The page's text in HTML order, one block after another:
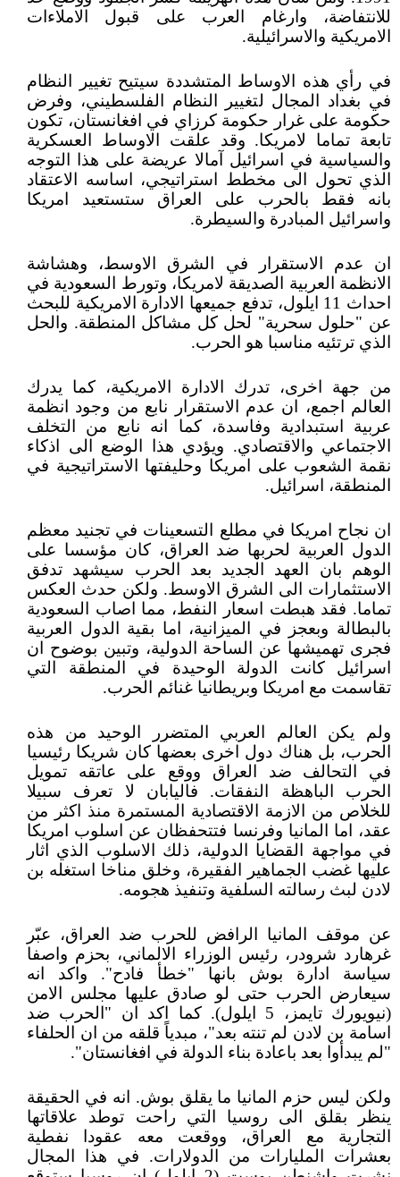
للانتفاضة، وارغام العرب على قبول الاملاءات
الامريكية والاسرائيلية.
في رأي هذه الاوساط المتشددة سيتيح تغيير النظام
في بغداد المجال لتغيير النظام الفلسطيني، وفرض
حكومة على غرار حكومة كرزاي في افغانستان، تكون
تابعة تماما لامريكا. وقد علقت الاوساط العسكرية
والسياسية في اسرائيل آمالا عريضة على هذا التوجه
الذي تحول الى مخطط استراتيجي، اساسه الاعتقاد
بانه فقط بالحرب على العراق ستستعيد امريكا
واسرائيل المبادرة والسيطرة.
ان عدم الاستقرار في الشرق الاوسط، وهشاشة
الانظمة العربية الصديقة لامريكا، وتورط السعودية في
احداث 11 ايلول، تدفع جميعها الادارة الامريكية للبحث
عن "حلول سحرية" لحل كل مشاكل المنطقة. والحل
الذي ترتئيه مناسبا هو الحرب.
من جهة اخرى، تدرك الادارة الامريكية، كما يدرك
العالم اجمع، ان عدم الاستقرار نابع من وجود انظمة
عربية استبدادية وفاسدة، كما انه نابع من التخلف
الاجتماعي والاقتصادي. ويؤدي هذا الوضع الى اذكاء
نقمة الشعوب على امريكا وحليفتها الاستراتيجية في
المنطقة، اسرائيل.
ان نجاح امريكا في مطلع التسعينات في تجنيد معظم
الدول العربية لحربها ضد العراق، كان مؤسسا على
الوهم بان العهد الجديد بعد الحرب سيشهد تدفق
الاستثمارات الى الشرق الاوسط. ولكن حدث العكس
تماما. فقد هبطت اسعار النفط، مما اصاب السعودية
بالبطالة وبعجز في الميزانية، اما بقية الدول العربية
فجرى تهميشها عن الساحة الدولية، وتبين بوضوح ان
اسرائيل كانت الدولة الوحيدة في المنطقة التي
تقاسمت مع امريكا وبريطانيا غنائم الحرب.
ولم يكن العالم العربي المتضرر الوحيد من هذه
الحرب، بل هناك دول اخرى بعضها كان شريكا رئيسيا
في التحالف ضد العراق ووقع على عاتقه تمويل
الحرب الباهظة النفقات. فاليابان لا تعرف سبيلا
للخلاص من الازمة الاقتصادية المستمرة منذ اكثر من
عقد، اما المانيا وفرنسا فتتحفظان عن اسلوب امريكا
في مواجهة القضايا الدولية، ذلك الاسلوب الذي اثار
عليها غضب الجماهير الفقيرة، وخلق مناخا استغله بن
لادن لبث رسالته السلفية وتنفيذ هجومه.
عن موقف المانيا الرافض للحرب ضد العراق، عبّر
غرهارد شرودر، رئيس الوزراء الالماني، بحزم واصفا
سياسة ادارة بوش بانها "خطأ فادح". واكد انه
سيعارض الحرب حتى لو صادق عليها مجلس الامن
(نيويورك تايمز، 5 ايلول). كما اكد ان "الحرب ضد
اسامة بن لادن لم تنته بعد"، مبدياً قلقه من ان الحلفاء
"لم يبدأوا بعد باعادة بناء الدولة في افغانستان".
ولكن ليس حزم المانيا ما يقلق بوش. انه في الحقيقة
ينظر بقلق الى روسيا التي راحت توطد علاقاتها
التجارية مع العراق، ووقعت معه عقودا نفطية
بعشرات المليارات من الدولارات. في هذا المجال